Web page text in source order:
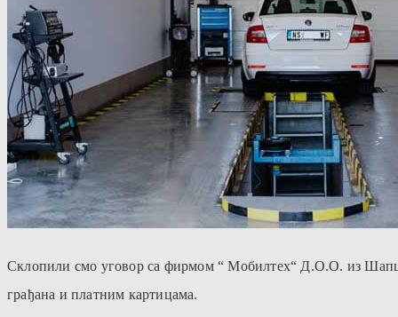
Склопили смо уговор са фирмом “ Мобилтех“ Д.О.О. из
грађана и платним картицама.